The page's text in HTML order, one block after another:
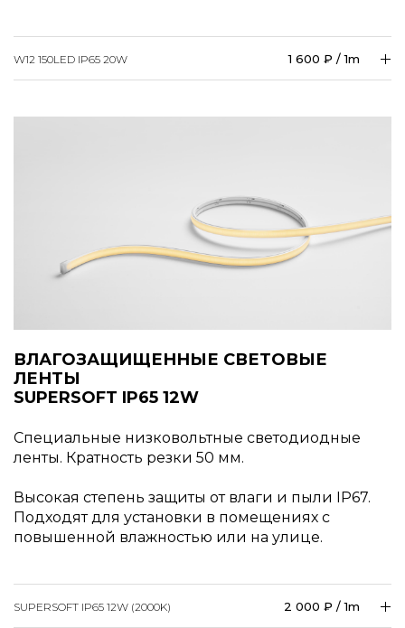
W12 150LED IP65 20W 1 600 ₽ / 1m
ВЛАГОЗАЩИЩЕННЫЕ СВЕТОВЫЕ
ЛЕНТЫ
SUPERSOFT IP65 12W
Специальные низковольтные светодиодные
ленты. Кратность резки 50 мм.
Высокая степень защиты от влаги и пыли IP67.
Подходят для установки в помещениях с
повышенной влажностью или на улице.
SUPERSOFT IP65 12W (2000K) 2 000 ₽ / 1m